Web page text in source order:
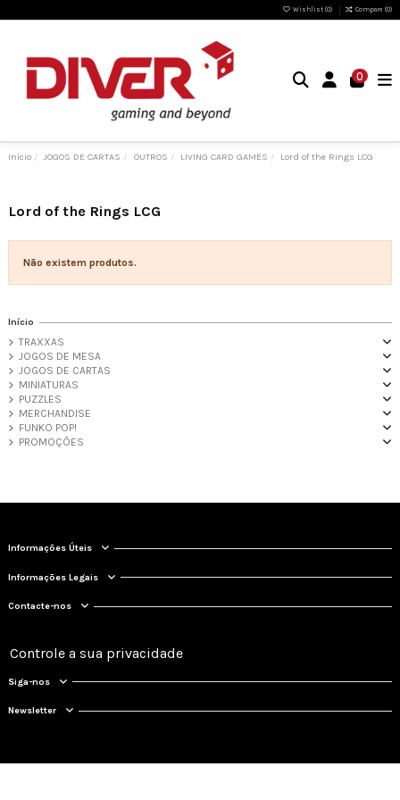
Wishlist (0) Compare (0)
0
Início JOGOS DE CARTAS OUTROS LIVING CARD GAMES Lord of the Rings LCG
Lord of the Rings LCG
Não existem produtos.
Início
TRAXXAS
JOGOS DE MESA
JOGOS DE CARTAS
MINIATURAS
PUZZLES
MERCHANDISE
FUNKO POP!
PROMOÇÕES
Informações Úteis
Informações Legais
Contacte-nos
Controle a sua privacidade
Siga-nos
Newsletter